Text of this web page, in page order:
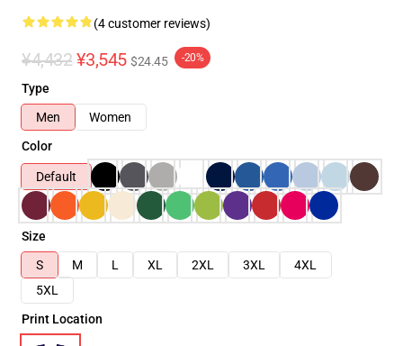
(4 customer reviews)
¥4,432 ¥3,545 $24.45 -20%
Type
Men
Women
Color
Default
Size
S
M L XL 2XL 3XL
4XL
5XL
Print Location